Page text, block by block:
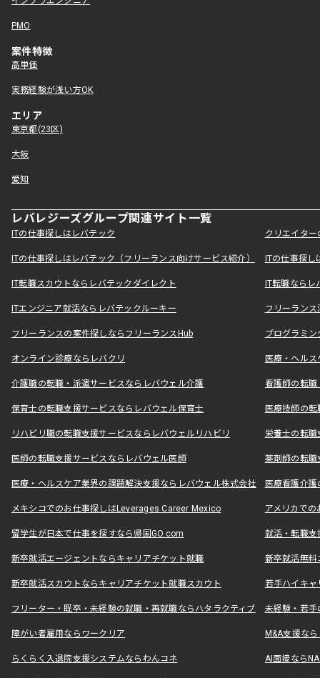
PMO
案件特徴
高単価
実務経験が浅い方OK
エリア
東京都(23区)
大阪
愛知
レバレジーズグループ関連サイト一覧
ITの仕事探しはレバテック クリエイタ
ITの仕事探しはレバテック（フリーランス向けサービス紹介） ITの仕事探
IT転職スカウトならレバテックダイレクト IT転職なら
ITエンジニア就活ならレバテックルーキー フリーラン
フリーランスの案件探しならフリーランスHub プログラミ
オンライン診療ならレバクリ 医療・ヘル
介護職の転職・派遣サービスならレバウェル介護 看護師の転
保育士の転職支援サービスならレバウェル保育士 医療技師の
リハビリ職の転職支援サービスならレバウェルリハビリ 栄養士の転
医師の転職支援サービスならレバウェル医師 薬剤師の転
医療・ヘルスケア業界の課題解決支援ならレバウェル株式会社 医療看護介
メキシコでのお仕事探しはLeverages Career Mexico アメリカで
留学生が日本で仕事を探すなら帰国GO.com 就活・転職
新卒就活エージェントならキャリアチケット就職 新卒就活無料
新卒就活スカウトならキャリアチケット就職スカウト 若手ハイキ
フリーター・既卒・未経験の就職・再就職ならハタラクティブ 未経験・若手
障がい者雇用ならワークリア M&A支援な
らくらく入退院支援システムならわんコネ AI面接なら